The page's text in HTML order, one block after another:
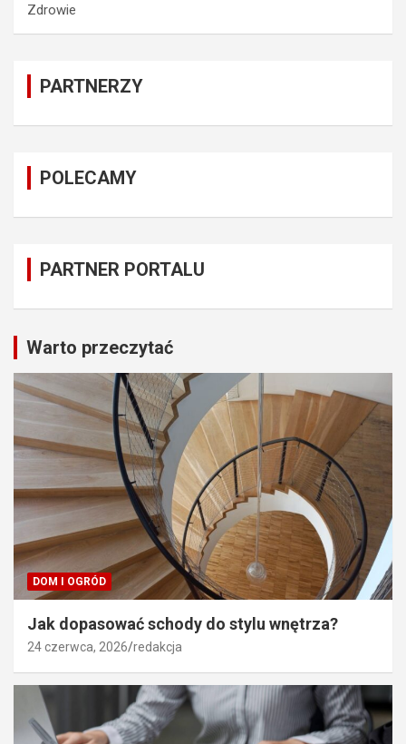
Warto przeczytać
DOM I OGRÓD
Jak dopasować schody do stylu wnętrza?